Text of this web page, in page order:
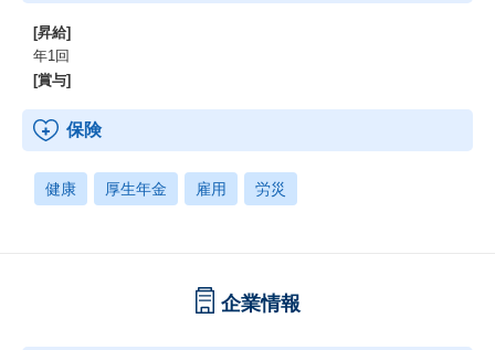
[昇給]
年1回
[賞与]
保険
健康 厚生年金 雇用 労災
企業情報